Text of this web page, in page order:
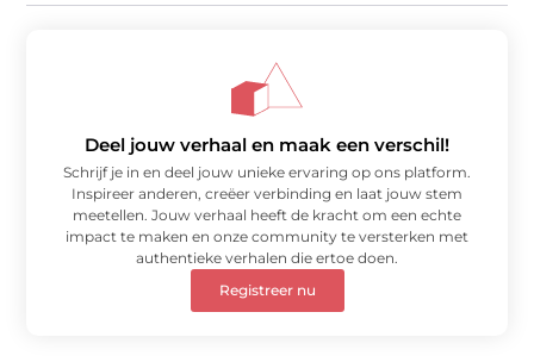
Deel jouw verhaal en maak een verschil!
Schrijf je in en deel jouw unieke ervaring op ons platform.
Inspireer anderen, creëer verbinding en laat jouw stem
meetellen. Jouw verhaal heeft de kracht om een echte
impact te maken en onze community te versterken met
authentieke verhalen die ertoe doen.
Registreer nu